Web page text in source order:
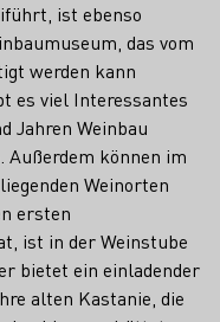
ist ebenso
das vom
werden kann
es viel Interessantes
Jahren Weinbau
Außerdem können im
Weinorten
ersten
ist in der Weinstube
bietet ein einladender
alten Kastanie, die